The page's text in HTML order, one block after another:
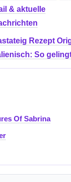
& aktuelle
Rezept
So
Of Sabrina